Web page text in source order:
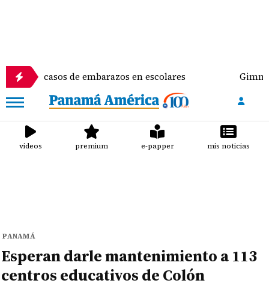
de embarazos en escolares Gimnasta Alyiah
videos premium e-papper mis noticias
PANAMÁ
Esperan darle mantenimiento a 113
centros educativos de Colón